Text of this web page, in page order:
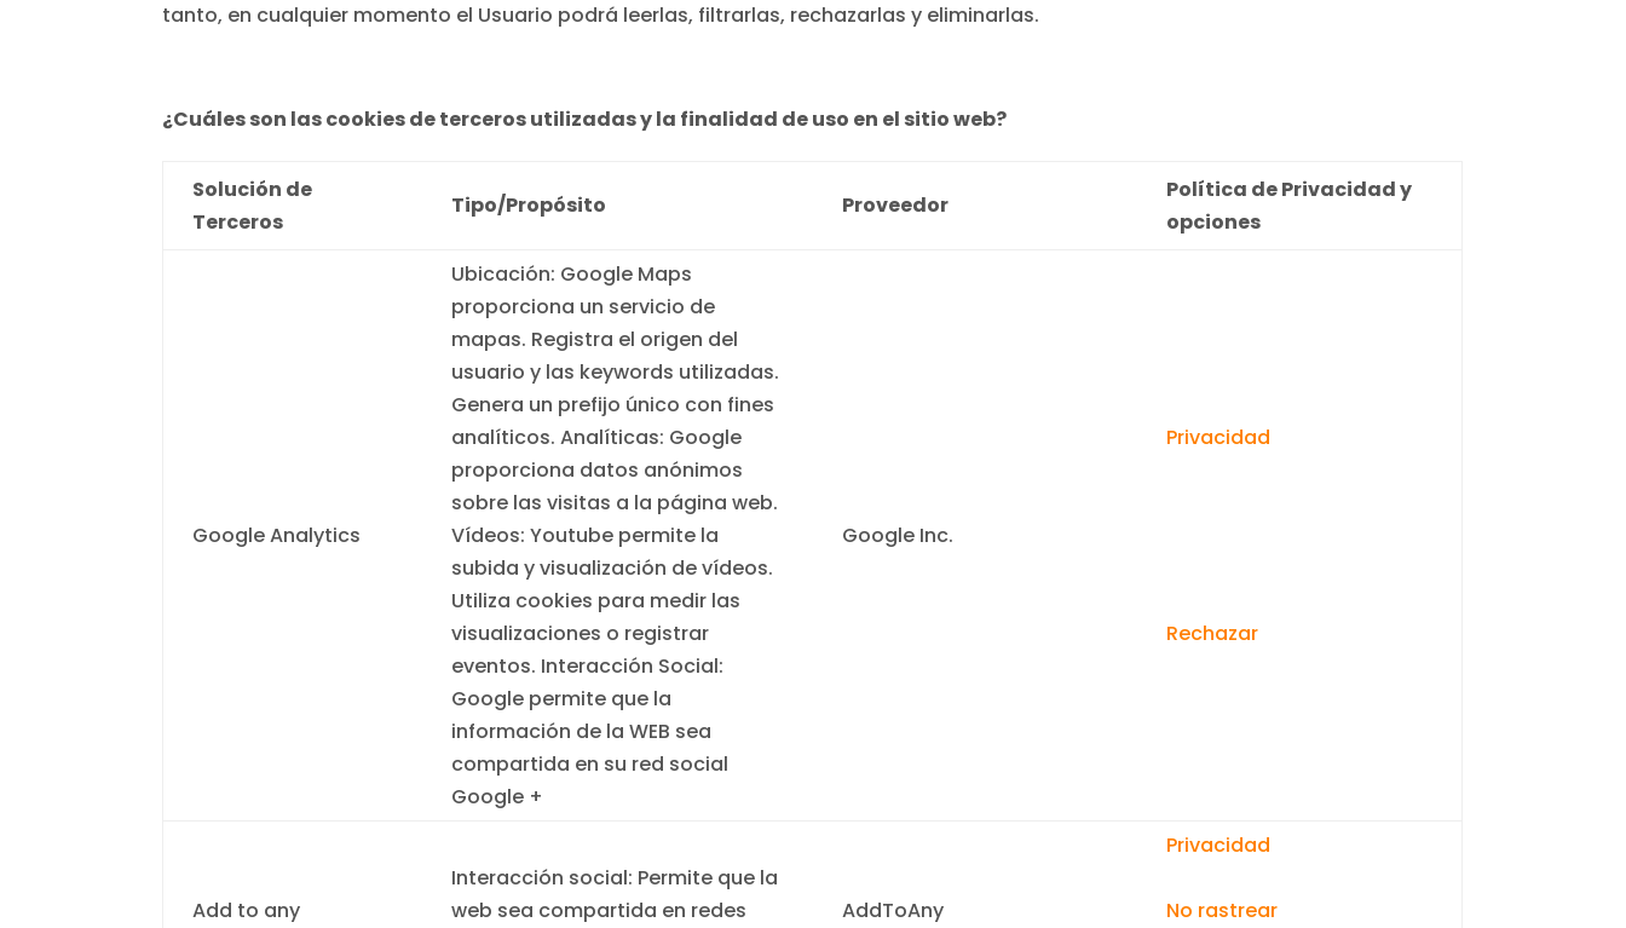
tanto, en cualquier momento el Usuario podrá leerlas, filtrarlas, rechazarlas y eliminarlas.
¿Cuáles son las cookies de terceros utilizadas y la finalidad de uso en el sitio web?
Solución de
Terceros
Tipo/Propósito Proveedor
Política de Privacidad y
opciones
Google Analytics
Ubicación: Google Maps
proporciona un servicio de
mapas. Registra el origen del
usuario y las keywords utilizadas.
Genera un prefijo único con fines
analíticos. Analíticas: Google
proporciona datos anónimos
sobre las visitas a la página web.
Vídeos: Youtube permite la
subida y visualización de vídeos.
Utiliza cookies para medir las
visualizaciones o registrar
eventos. Interacción Social:
Google permite que la
información de la WEB sea
compartida en su red social
Google +
Google Inc.
Privacidad
Rechazar
Add to any
Interacción social: Permite que la
web sea compartida en redes
AddToAny
Privacidad
No rastrear